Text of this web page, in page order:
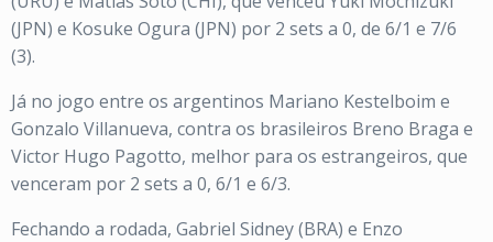
(JPN) e Kosuke Ogura (JPN) por 2 sets a 0, de 6/1 e 7/6
(3).
Já no jogo entre os argentinos Mariano Kestelboim e
Gonzalo Villanueva, contra os brasileiros Breno Braga e
Victor Hugo Pagotto, melhor para os estrangeiros, que
venceram por 2 sets a 0, 6/1 e 6/3.
Fechando a rodada, Gabriel Sidney (BRA) e Enzo